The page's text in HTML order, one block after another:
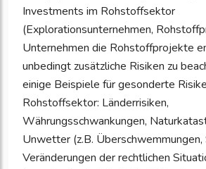
Investments im Rohstoffsektor
(Explorationsunternehmen,
Unternehmen die Rohstoffprojekte
unbedingt zusätzliche Risiken zu
einige Beispiele für gesonderte
Rohstoffsektor: Länderrisiken,
Währungsschwankungen,
Unwetter (z.B. Überschwemmungen,
Veränderungen der rechtlichen